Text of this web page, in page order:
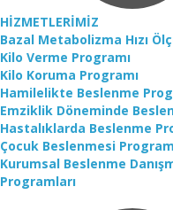
HİZMETLERİMİZ
Bazal Metabolizma Hızı
Kilo Verme Programı
Kilo Koruma Programı
Hamilelikte Beslenme
Emziklik Döneminde
Hastalıklarda Beslenme
Çocuk Beslenmesi
Kurumsal Beslenme
Programları